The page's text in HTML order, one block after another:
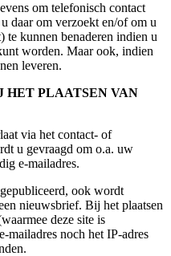
om telefonisch contact
daar om verzoekt en/of om u
kunnen benaderen indien u
worden. Maar ook, indien
leveren.
HET PLAATSEN VAN
via het contact- of
u gevraagd om o.a. uw
e-mailadres.
gepubliceerd, ook wordt
nieuwsbrief. Bij het plaatsen
deze site is
noch het IP-adres